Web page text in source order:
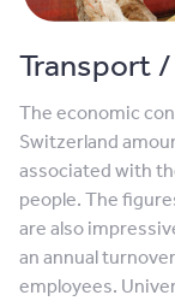
Transport
The economic
Switzerland
associated with
people. The
are also
an annual
employees.